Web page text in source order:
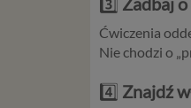
Ćwiczenia
Nie chodzi o
4️⃣ Znajdź